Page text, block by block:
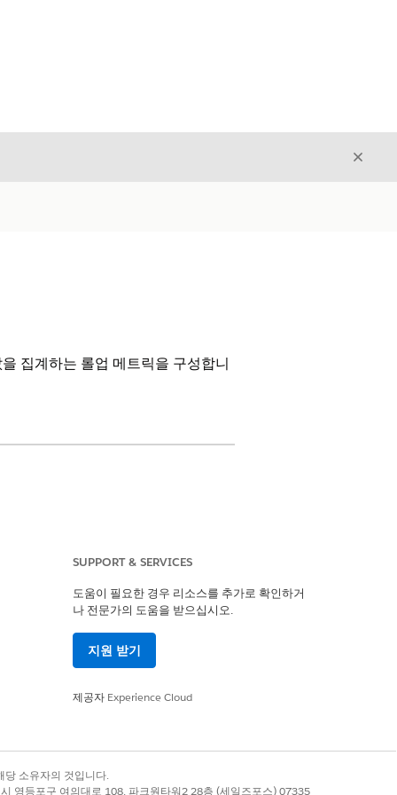
닫기
집계하는 롤업 메트릭을 구성합니
엔진 정의를 사용하여 백그라운드
정의할 수 있는 사전 정의된 두 가지
체에 대한 메트릭 유형을 구성합니
SUPPORT & SERVICES
도움이 필요한 경우 리소스를 추가로 확인하거
나 전문가의 도움을 받으십시오.
지원 받기
제공자 Experience Cloud
소유자의 것입니다.
영등포구 여의대로 108, 파크원타워2 28층 (세일즈포스) 07335